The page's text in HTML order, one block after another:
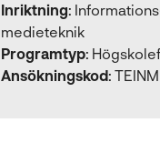
Inriktning:
medieteknik
Programtyp:
Ansökningskod: TEINM